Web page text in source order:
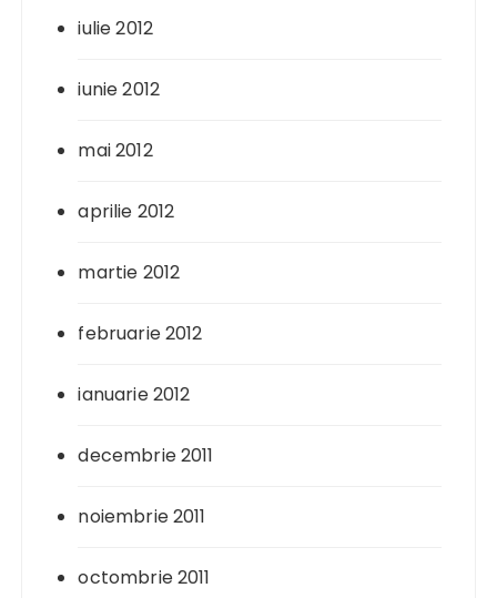
iulie 2012
iunie 2012
mai 2012
aprilie 2012
martie 2012
februarie 2012
ianuarie 2012
decembrie 2011
noiembrie 2011
octombrie 2011